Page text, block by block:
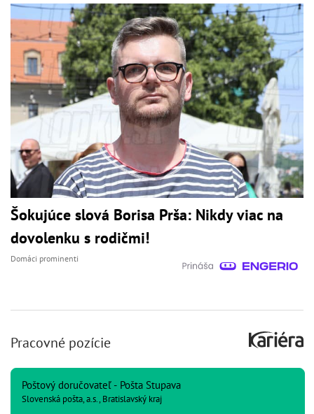
Šokujúce slová Borisa Prša: Nikdy viac na
dovolenku s rodičmi!
Domáci prominenti
Pracovné pozície
Poštový doručovateľ - Pošta Stupava
Slovenská pošta, a.s., Bratislavský kraj